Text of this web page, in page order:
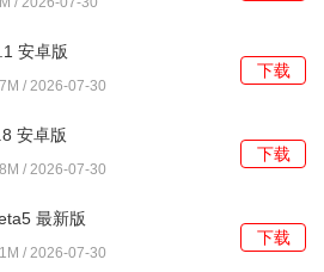
写。
或关键词，系统会基于此生成一套
入指定区域，程序会自动提取标
安卓版
/ 2026-07-30
下载
安卓版
/ 2026-07-30
下载
最新版
/ 2026-07-30
下载